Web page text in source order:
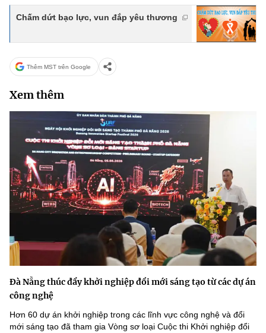
Chấm dứt bạo lực, vun đắp yêu thương
Thêm MST trên Google
Xem thêm
Đà Nẵng thúc đẩy khởi nghiệp đổi mới sáng tạo từ các dự án
công nghệ
Hơn 60 dự án khởi nghiệp trong các lĩnh vực công nghệ và đổi
mới sáng tạo đã tham gia Vòng sơ loại Cuộc thi Khởi nghiệp đổi